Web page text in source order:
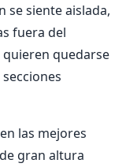
se siente aislada,
fuera del
quedarse
las mejores
gran altura